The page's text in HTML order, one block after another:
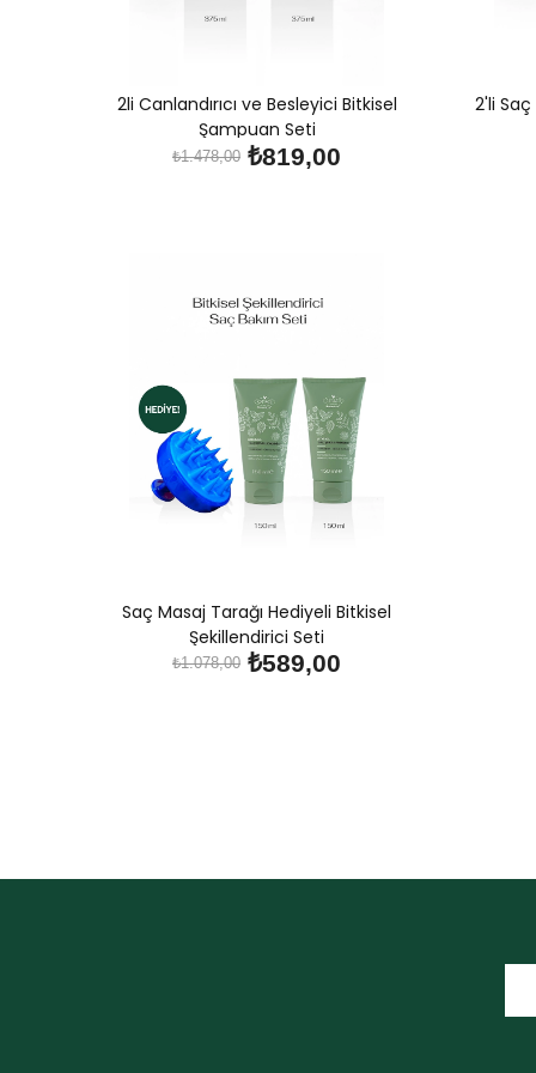
2li Canlandırıcı ve Besleyici Bitkisel
Şampuan Seti
₺819,00
₺1.478,00
2'li
Saç Masaj Tarağı Hediyeli Bitkisel
Şekillendirici Seti
₺589,00
₺1.078,00